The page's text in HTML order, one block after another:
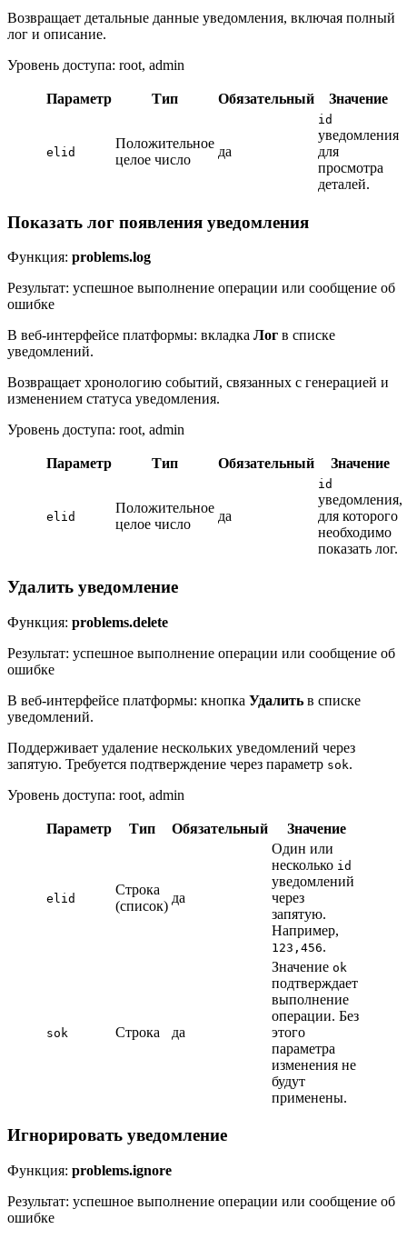
Возвращает детальные данные уведомления, включая полный
лог и описание.
Уровень доступа: root, admin
Параметр Тип Обязательный Значение
elid
Положительное
целое число
да
id
уведомления
для
просмотра
деталей.
Показать лог появления уведомления
Функция: problems.log
Результат: успешное выполнение операции или сообщение об
ошибке
В веб-интерфейсе платформы: вкладка Лог в списке
уведомлений.
Возвращает хронологию событий, связанных с генерацией и
изменением статуса уведомления.
Уровень доступа: root, admin
Параметр Тип Обязательный Значение
elid
Положительное
целое число
да
id
уведомления,
для которого
необходимо
показать лог.
Удалить уведомление
Функция: problems.delete
Результат: успешное выполнение операции или сообщение об
ошибке
В веб-интерфейсе платформы: кнопка Удалить в списке
уведомлений.
Поддерживает удаление нескольких уведомлений через
запятую. Требуется подтверждение через параметр sok.
Уровень доступа: root, admin
Параметр Тип Обязательный Значение
elid
Строка
(список)
да
Один или
несколько id
уведомлений
через
запятую.
Например,
123,456.
sok Строка да
Значение ok
подтверждает
выполнение
операции. Без
этого
параметра
изменения не
будут
применены.
Игнорировать уведомление
Функция: problems.ignore
Результат: успешное выполнение операции или сообщение об
ошибке